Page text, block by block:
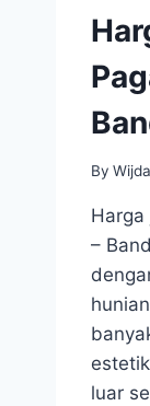
By
Harga
–
luar